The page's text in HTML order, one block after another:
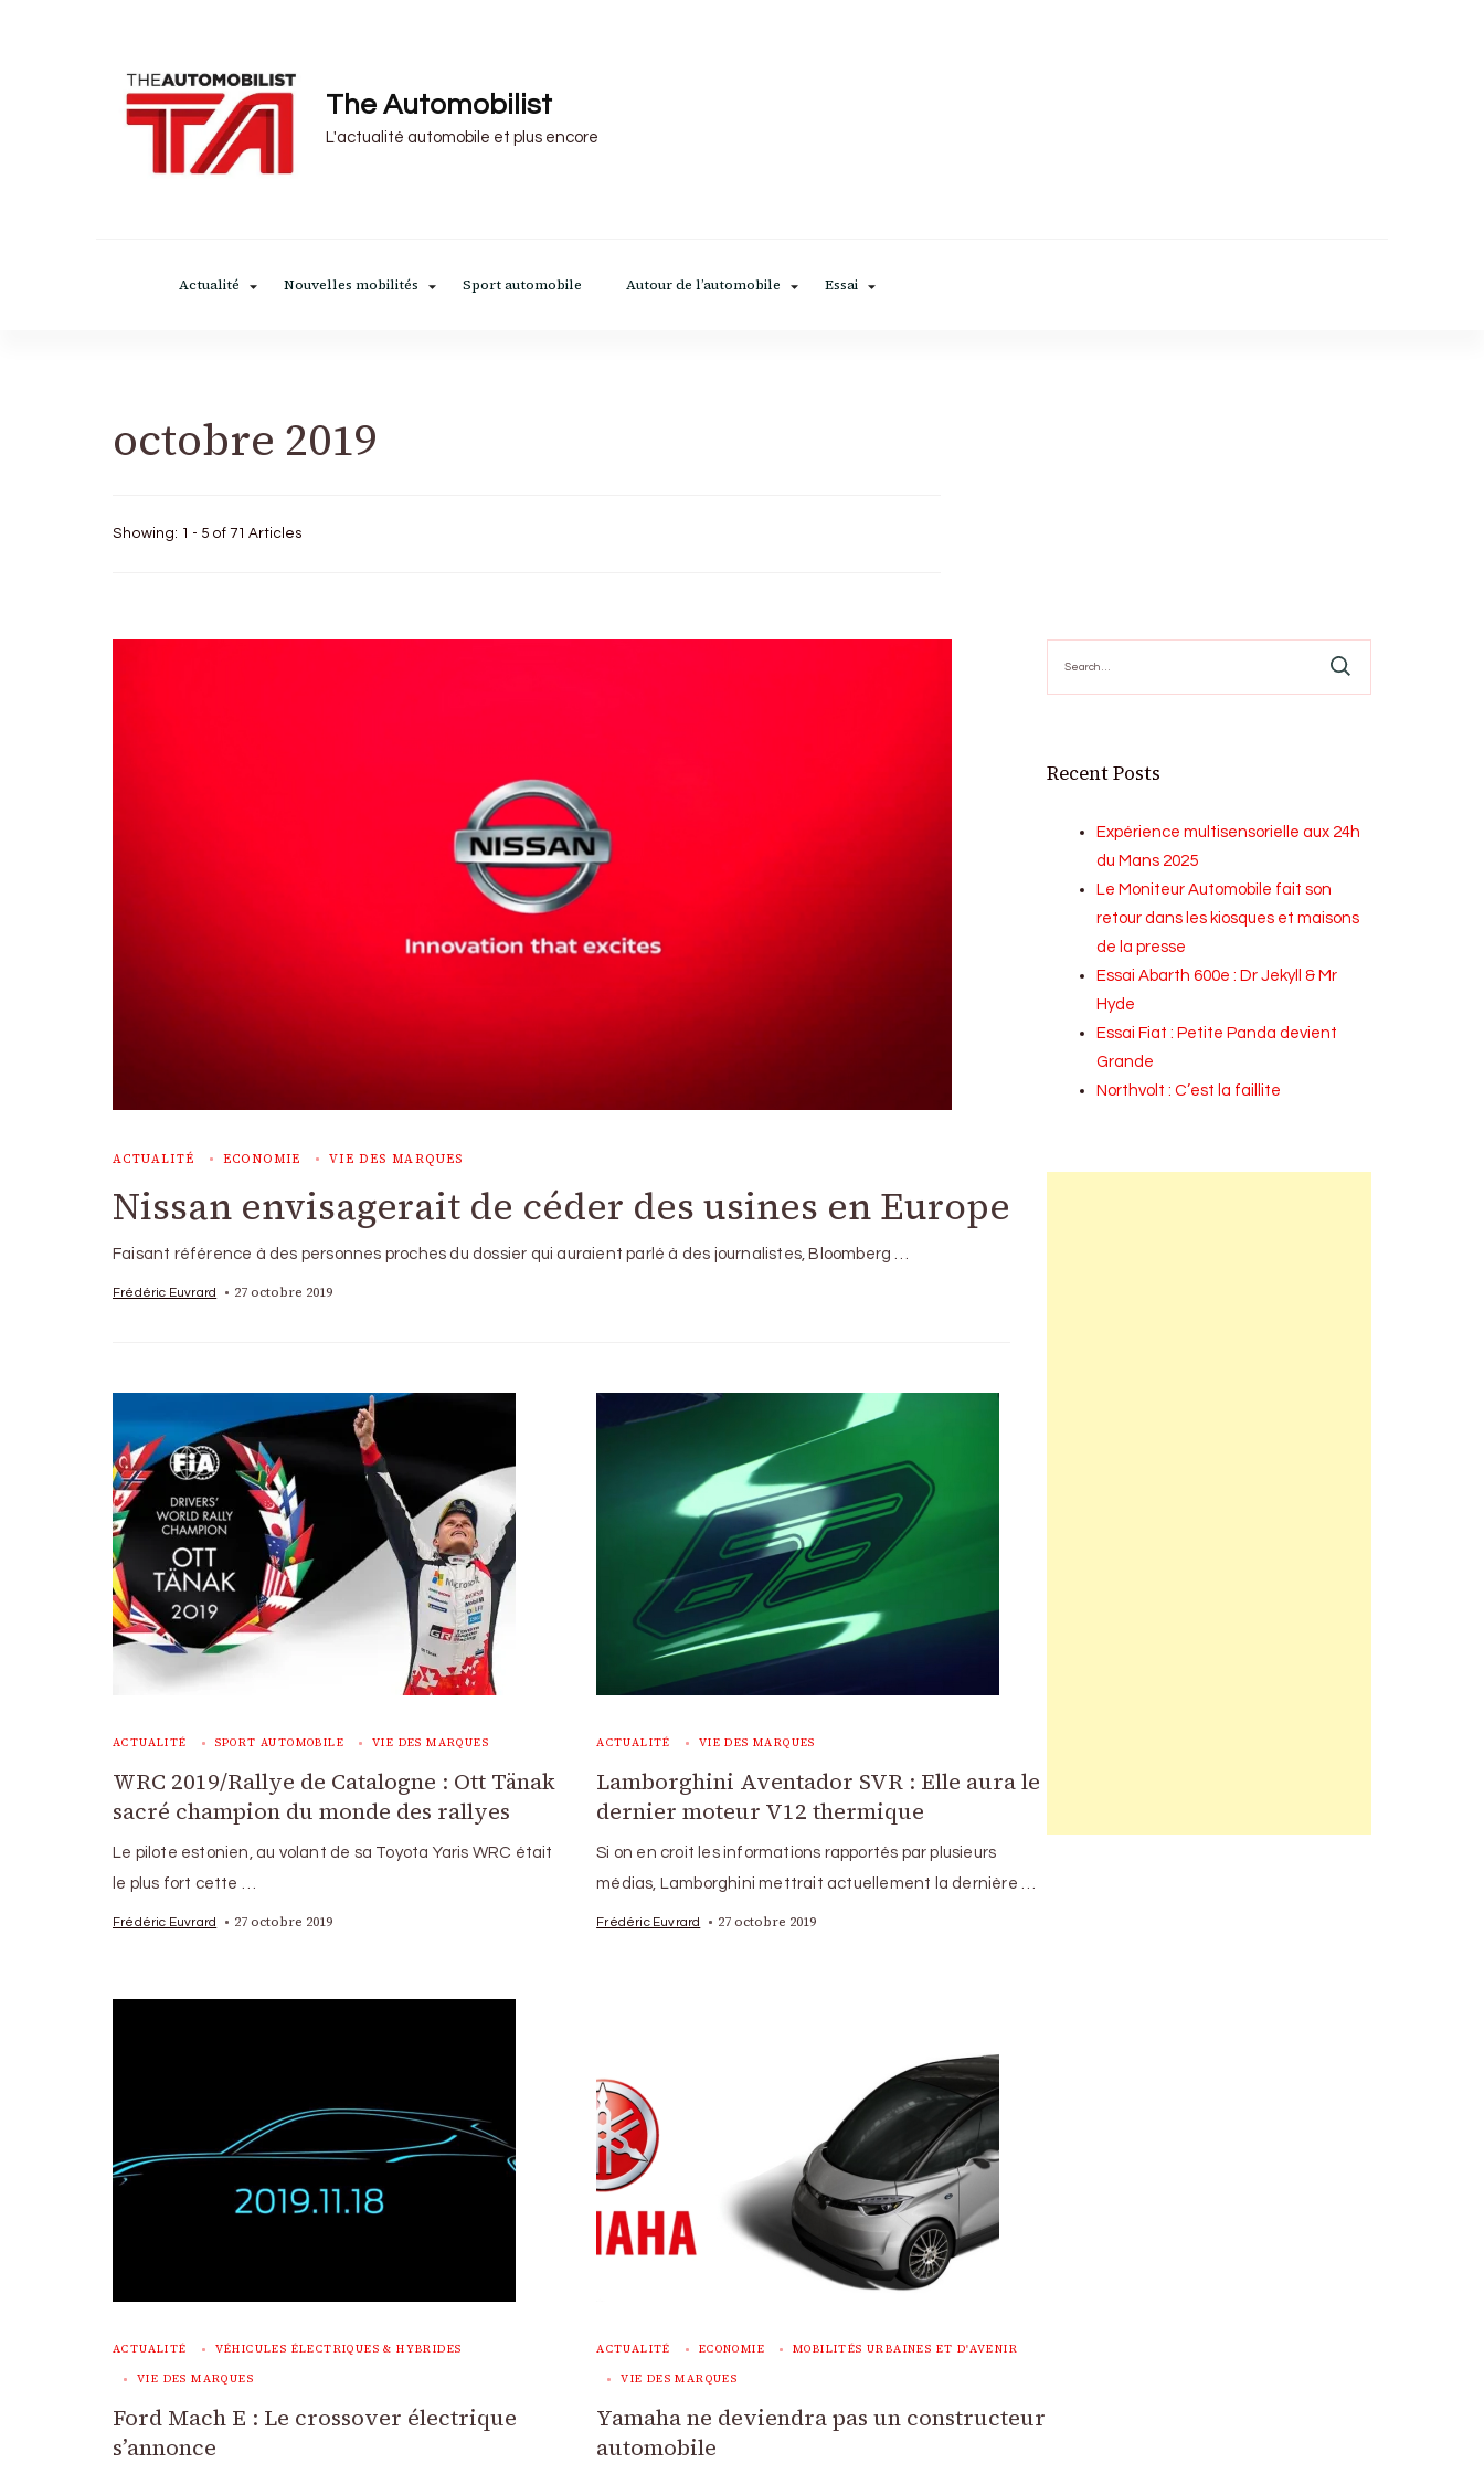
The Automobilist
L'actualité automobile et plus encore
Actualité Nouvelles mobilités Sport automobile Autour de l’automobile Essai
octobre 2019
Showing: 1 - 5 of 71 Articles
ACTUALITÉ ECONOMIE VIE DES MARQUES
Nissan envisagerait de céder des usines en Europe
Faisant référence à des personnes proches du dossier qui auraient parlé à des journalistes, Bloomberg …
Frédéric Euvrard 27 octobre 2019
ACTUALITÉ SPORT AUTOMOBILE VIE DES MARQUES
WRC 2019/Rallye de Catalogne : Ott Tänak
sacré champion du monde des rallyes
Le pilote estonien, au volant de sa Toyota Yaris WRC était
le plus fort cette …
Frédéric Euvrard 27 octobre 2019
ACTUALITÉ VIE DES MARQUES
Lamborghini Aventador SVR : Elle aura le
dernier moteur V12 thermique
Si on en croit les informations rapportés par plusieurs
médias, Lamborghini mettrait actuellement la dernière …
Frédéric Euvrard 27 octobre 2019
ACTUALITÉ VÉHICULES ÉLECTRIQUES & HYBRIDES
VIE DES MARQUES
Ford Mach E : Le crossover électrique
s’annonce
ACTUALITÉ ECONOMIE MOBILITÉS URBAINES ET D'AVENIR
VIE DES MARQUES
Yamaha ne deviendra pas un constructeur
automobile
for:
Recent Posts
Expérience multisensorielle aux 24h
du Mans 2025
Le Moniteur Automobile fait son
retour dans les kiosques et maisons
de la presse
Essai Abarth 600e : Dr Jekyll & Mr
Hyde
Essai Fiat : Petite Panda devient
Grande
Northvolt : C’est la faillite